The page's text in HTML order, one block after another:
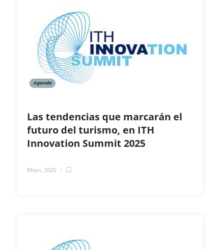
Agenda
Las tendencias que marcarán el
futuro del turismo, en ITH
Innovation Summit 2025
Mayo, 2025